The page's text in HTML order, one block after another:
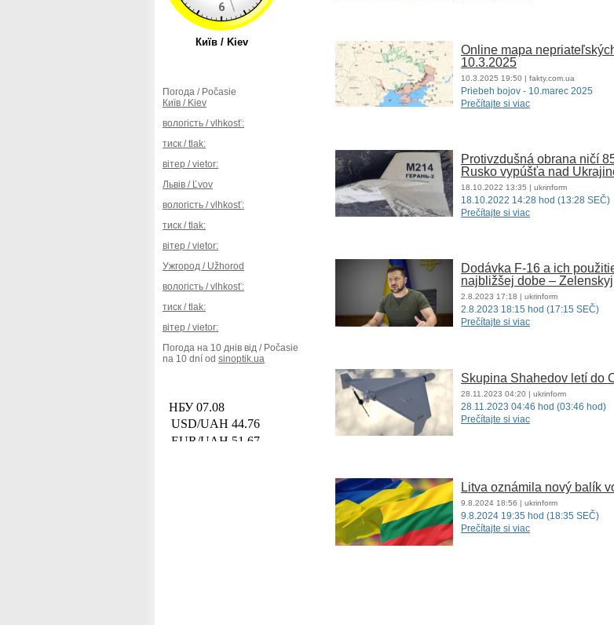
Погода / Počasie
Київ / Kiev
вологість / vlhkosť:
тиск / tlak:
вітер / vietor:
Львів / Ľvov
вологість / vlhkosť:
тиск / tlak:
вітер / vietor:
Ужгород / Užhorod
вологість / vlhkosť:
тиск / tlak:
вітер / vietor:
Погода на 10 днів від / Počasie
na 10 dní od sinoptik.ua
Online mapa
10.3.2025
10.3.2025 19:50 | fakty.com.ua
Priebeh bojov - 10.marec 2025
Prečítajte si viac
Protivzdušná obrana ničí
Rusko vypúšťa nad
18.10.2022 13:35 | ukrinform
18.10.2022 14:28 hod (13:28 SEČ)
Prečítajte si viac
Dodávka F-16 a ich
najbližšej dobe – Zelenskyj
2.8.2023 17:18 | ukrinform
2.8.2023 18:15 hod (17:15 SEČ)
Prečítajte si viac
Skupina Shahedov letí do
28.11.2023 04:20 | ukrinform
28.11.2023 04:46 hod (03:46 hod)
Prečítajte si viac
Litva oznámila nový balík
9.8.2024 18:56 | ukrinform
9.8.2024 19:35 hod (18:35 SEČ)
Prečítajte si viac